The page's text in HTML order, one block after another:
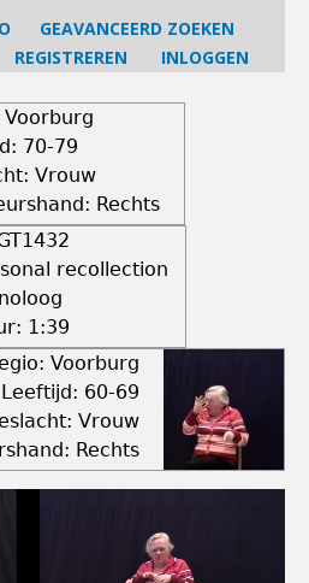
GEAVANCEERD ZOEKEN
REGISTREREN
INLOGGEN
Voorburg
70-79
Vrouw
Rechts
recollection
1:39
Voorburg
Leeftijd: 60-69
Vrouw
Rechts